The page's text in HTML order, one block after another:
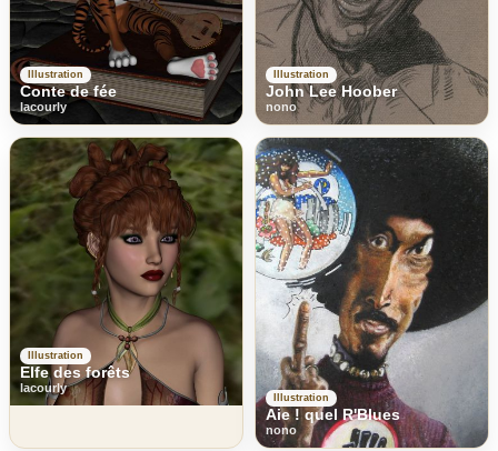
Illustration
Conte de fée
lacourly
Illustration
John Lee Hoober
nono
Illustration
Elfe des forêts
lacourly
Illustration
Aie ! quel R'Blues
nono